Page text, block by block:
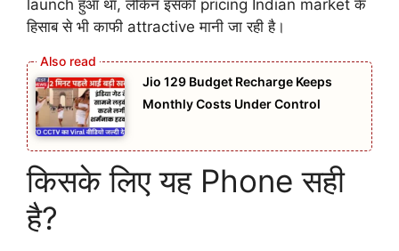
launch हुआ था, लेकिन इसकी pricing Indian market के
हिसाब से भी काफी attractive मानी जा रही है।
Jio 129 Budget Recharge Keeps
Monthly Costs Under Control
किसके लिए यह Phone सही
है?